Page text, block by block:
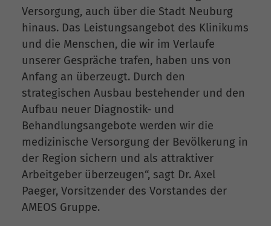
Versorgung, auch über die Stadt Neuburg
hinaus. Das Leistungsangebot des Klinikums
und die Menschen, die wir im Verlaufe
unserer Gespräche trafen, haben uns von
Anfang an überzeugt. Durch den
strategischen Ausbau bestehender und den
Aufbau neuer Diagnostik- und
Behandlungsangebote werden wir die
medizinische Versorgung der Bevölkerung in
der Region sichern und als attraktiver
Arbeitgeber überzeugen“, sagt Dr. Axel
Paeger, Vorsitzender des Vorstandes der
AMEOS Gruppe.